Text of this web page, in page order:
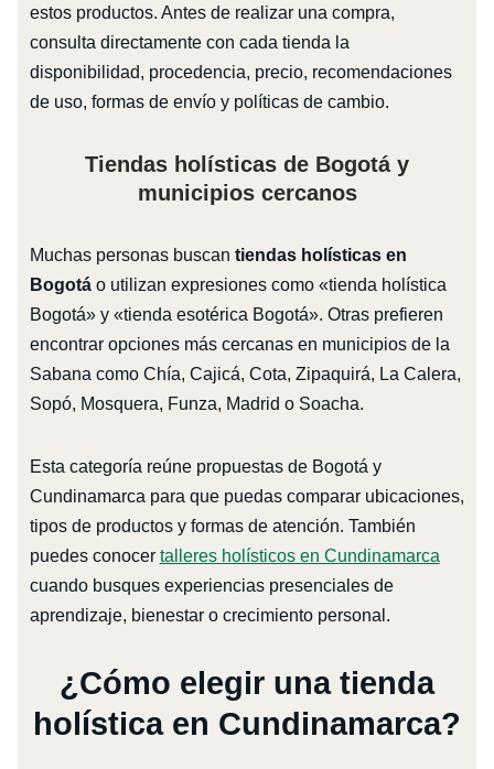
estos productos. Antes de realizar una compra,
consulta directamente con cada tienda la
disponibilidad, procedencia, precio, recomendaciones
de uso, formas de envío y políticas de cambio.
Tiendas holísticas de Bogotá y
municipios cercanos
Muchas personas buscan tiendas holísticas en
Bogotáo utilizan expresiones como «tienda holística
Bogotá» y «tienda esotérica Bogotá». Otras prefieren
encontrar opciones más cercanas en municipios de la
Sabana como Chía, Cajicá, Cota, Zipaquirá, La Calera,
Sopó, Mosquera, Funza, Madrid o Soacha.
Esta categoría reúne propuestas de Bogotá y
Cundinamarca para que puedas comparar ubicaciones,
tipos de productos y formas de atención. También
puedes conocer talleres holísticos en Cundinamarca
cuando busques experiencias presenciales de
aprendizaje, bienestar o crecimiento personal.
¿Cómo elegir una tienda
holística en Cundinamarca?